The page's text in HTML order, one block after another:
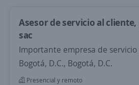
Asesor de servicio al
sac
Importante empresa de
Bogotá, D.C., Bogotá, D.C.
Presencial y remoto